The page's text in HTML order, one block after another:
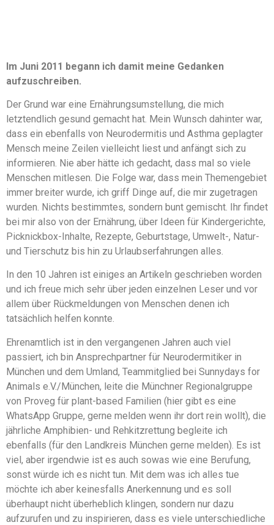
Im Juni 2011 begann ich damit meine Gedanken
aufzuschreiben.
Der Grund war eine Ernährungsumstellung, die mich
letztendlich gesund gemacht hat. Mein Wunsch dahinter war,
dass ein ebenfalls von Neurodermitis und Asthma geplagter
Mensch meine Zeilen vielleicht liest und anfängt sich zu
informieren. Nie aber hätte ich gedacht, dass mal so viele
Menschen mitlesen. Die Folge war, dass mein Themengebiet
immer breiter wurde, ich griff Dinge auf, die mir zugetragen
wurden. Nichts bestimmtes, sondern bunt gemischt. Ihr findet
bei mir also von der Ernährung, über Ideen für Kindergerichte,
Picknickbox-Inhalte, Rezepte, Geburtstage, Umwelt-, Natur-
und Tierschutz bis hin zu Urlaubserfahrungen alles.
In den 10 Jahren ist einiges an Artikeln geschrieben worden
und ich freue mich sehr über jeden einzelnen Leser und vor
allem über Rückmeldungen von Menschen denen ich
tatsächlich helfen konnte.
Ehrenamtlich ist in den vergangenen Jahren auch viel
passiert, ich bin Ansprechpartner für Neurodermitiker in
München und dem Umland, Teammitglied bei Sunnydays for
Animals e.V./München, leite die Münchner Regionalgruppe
von Proveg für plant-based Familien (hier gibt es eine
WhatsApp Gruppe, gerne melden wenn ihr dort rein wollt), die
jährliche Amphibien- und Rehkitzrettung begleite ich
ebenfalls (für den Landkreis München gerne melden). Es ist
viel, aber irgendwie ist es auch sowas wie eine Berufung,
sonst würde ich es nicht tun. Mit dem was ich alles tue
möchte ich aber keinesfalls Anerkennung und es soll
überhaupt nicht überheblich klingen, sondern nur dazu
aufzurufen und zu inspirieren, dass es viele unterschiedliche